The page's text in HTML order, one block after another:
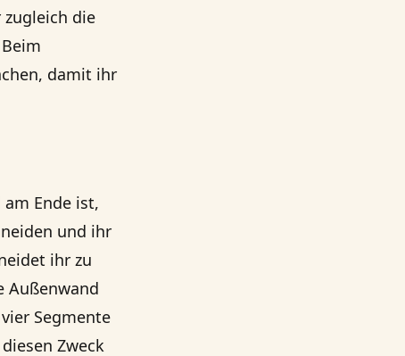
die
damit ihr
Ende ist,
und ihr
ihr zu
Außenwand
Segmente
Zweck